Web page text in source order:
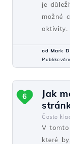
je
možné
aktivity.
od Mark
Jak
Často
V
které
6